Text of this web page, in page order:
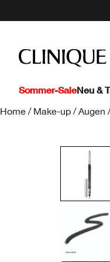
Sommer-SaleNeu &
Home / Make-up / Augen /